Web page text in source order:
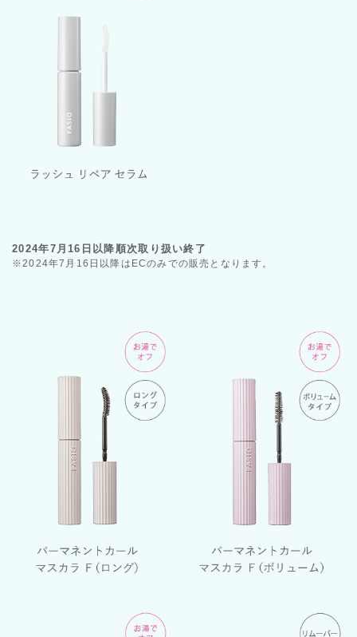
2024年7月16日以降順次取り扱い終了
※2024年7月16日以降はECのみでの販売となります。